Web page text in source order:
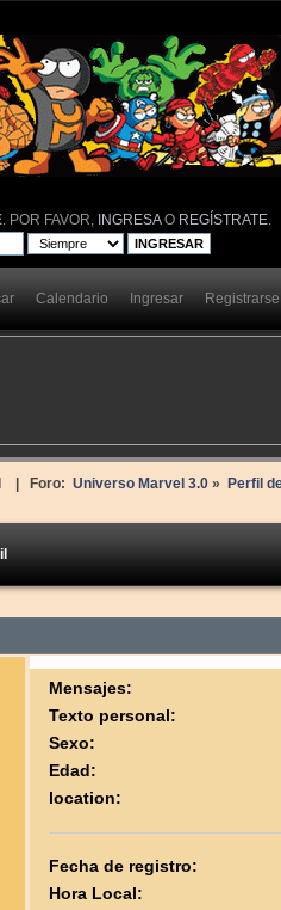
. POR FAVOR, INGRESAO REGÍSTRATE
Calendario Ingresar Registrarse
| Foro: Universo Marvel 3.0» Perfil
Mensajes:
Texto personal:
Sexo:
Edad:
location:
Fecha de registro:
Hora Local: